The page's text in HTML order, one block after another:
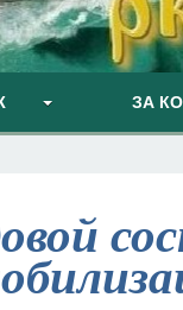
ЗА